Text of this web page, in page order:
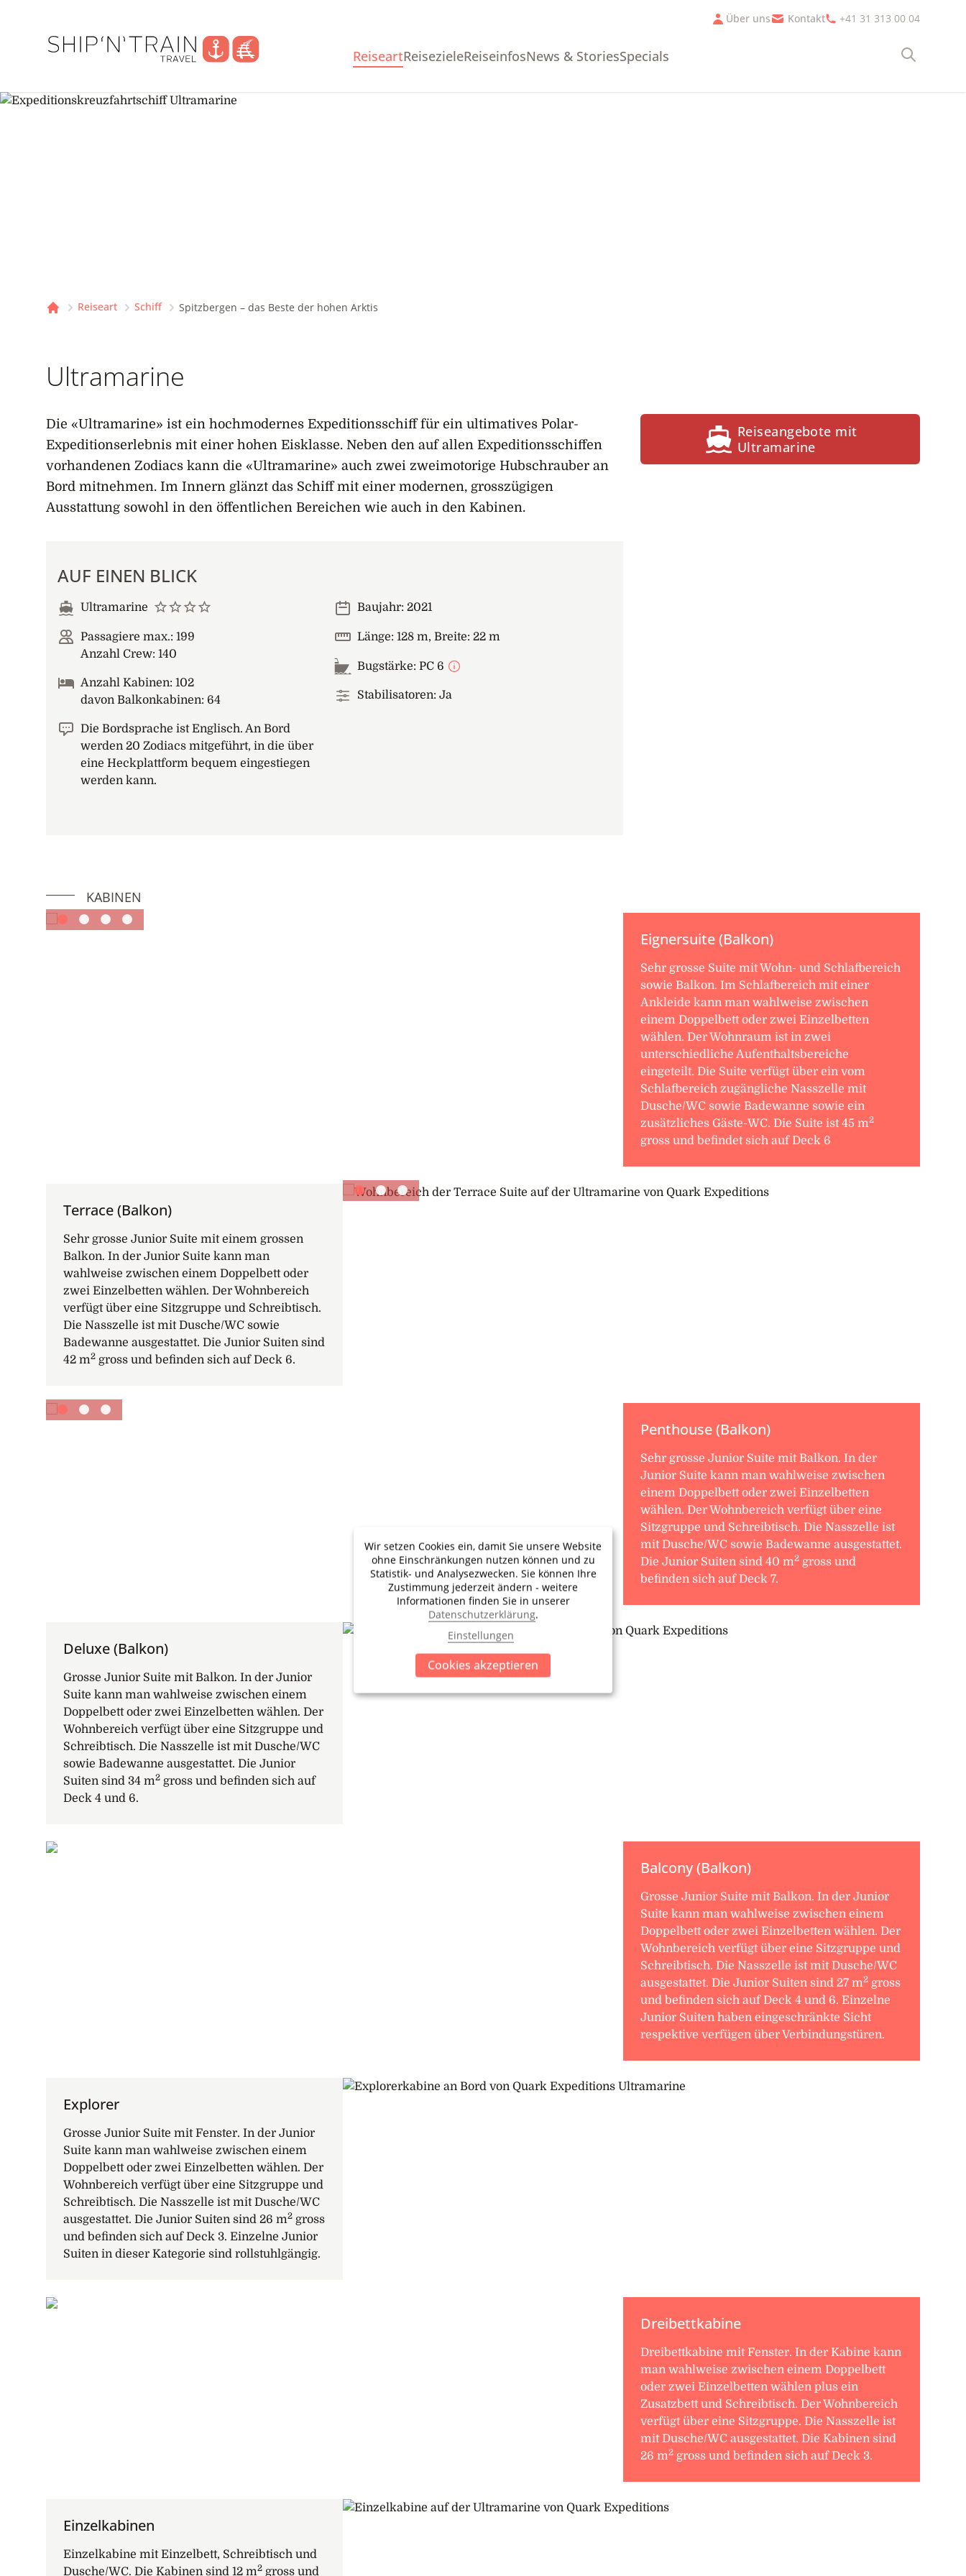
Über uns Kontakt +41 31 313 00 04
ReiseartReisezieleReiseinfosNews & StoriesSpecials Suche
Reiseart Schiff Spitzbergen – das Beste der hohen Arktis
Ultramarine
Die «Ultramarine» ist ein hochmodernes Expeditionsschiff für ein ultimatives Polar-
Expeditionserlebnis mit einer hohen Eisklasse. Neben den auf allen Expeditionsschiffen
vorhandenen Zodiacs kann die «Ultramarine» auch zwei zweimotorige Hubschrauber an
Bord mitnehmen. Im Innern glänzt das Schiff mit einer modernen, grosszügigen
Ausstattung sowohl in den öffentlichen Bereichen wie auch in den Kabinen.
AUF EINEN BLICK
Ultramarine
Passagiere max.: 199
Anzahl Crew: 140
Anzahl Kabinen: 102
davon Balkonkabinen: 64
Die Bordsprache ist Englisch. An Bord
werden 20 Zodiacs mitgeführt, in die über
eine Heckplattform bequem eingestiegen
werden kann.
Baujahr: 2021
Länge: 128 m, Breite: 22 m
Bugstärke: PC 6
Stabilisatoren: Ja
Reiseangebote mit
Ultramarine
KABINEN
Eignersuite (Balkon)
Sehr grosse Suite mit Wohn- und Schlafbereich
sowie Balkon. Im Schlafbereich mit einer
Ankleide kann man wahlweise zwischen
einem Doppelbett oder zwei Einzelbetten
wählen. Der Wohnraum ist in zwei
unterschiedliche Aufenthaltsbereiche
eingeteilt. Die Suite verfügt über ein vom
Schlafbereich zugängliche Nasszelle mit
Dusche/WC sowie Badewanne sowie ein
zusätzliches Gäste-WC. Die Suite ist 45 m2
gross und befindet sich auf Deck 6
Terrace (Balkon)
Sehr grosse Junior Suite mit einem grossen
Balkon. In der Junior Suite kann man
wahlweise zwischen einem Doppelbett oder
zwei Einzelbetten wählen. Der Wohnbereich
verfügt über eine Sitzgruppe und Schreibtisch.
Die Nasszelle ist mit Dusche/WC sowie
Badewanne ausgestattet. Die Junior Suiten sind
42 m2 gross und befinden sich auf Deck 6.
Penthouse (Balkon)
Sehr grosse Junior Suite mit Balkon. In der
Junior Suite kann man wahlweise zwischen
einem Doppelbett oder zwei Einzelbetten
wählen. Der Wohnbereich verfügt über eine
Sitzgruppe und Schreibtisch. Die Nasszelle ist
mit Dusche/WC sowie Badewanne ausgestattet.
Die Junior Suiten sind 40 m2gross und
befinden sich auf Deck 7.
Deluxe (Balkon)
Grosse Junior Suite mit Balkon. In der Junior
Suite kann man wahlweise zwischen einem
Doppelbett oder zwei Einzelbetten wählen. Der
Wohnbereich verfügt über eine Sitzgruppe und
Schreibtisch. Die Nasszelle ist mit Dusche/WC
sowie Badewanne ausgestattet. Die Junior
Suiten sind 34 m2 gross und befinden sich auf
Deck 4 und 6.
Balcony (Balkon)
Grosse Junior Suite mit Balkon. In der Junior
Suite kann man wahlweise zwischen einem
Doppelbett oder zwei Einzelbetten wählen. Der
Wohnbereich verfügt über eine Sitzgruppe und
Schreibtisch. Die Nasszelle ist mit Dusche/WC
ausgestattet. Die Junior Suiten sind 27 m2gross
und befinden sich auf Deck 4 und 6. Einzelne
Junior Suiten haben eingeschränkte Sicht
respektive verfügen über Verbindungstüren.
Explorer
Grosse Junior Suite mit Fenster. In der Junior
Suite kann man wahlweise zwischen einem
Doppelbett oder zwei Einzelbetten wählen. Der
Wohnbereich verfügt über eine Sitzgruppe und
Schreibtisch. Die Nasszelle ist mit Dusche/WC
ausgestattet. Die Junior Suiten sind 26 m2 gross
und befinden sich auf Deck 3. Einzelne Junior
Suiten in dieser Kategorie sind rollstuhlgängig.
Dreibettkabine
Dreibettkabine mit Fenster. In der Kabine kann
man wahlweise zwischen einem Doppelbett
oder zwei Einzelbetten wählen plus ein
Zusatzbett und Schreibtisch. Der Wohnbereich
verfügt über eine Sitzgruppe. Die Nasszelle ist
mit Dusche/WC ausgestattet. Die Kabinen sind
26 m2gross und befinden sich auf Deck 3.
Einzelkabinen
Einzelkabine mit Einzelbett, Schreibtisch und
Dusche/WC. Die Kabinen sind 12 m2 gross und
Wir setzen Cookies ein, damit Sie unsere Website
ohne Einschränkungen nutzen können und zu
Statistik- und Analysezwecken. Sie können Ihre
Zustimmung jederzeit ändern - weitere
Informationen finden Sie in unserer
Datenschutzerklärung.
Einstellungen
Cookies akzeptieren